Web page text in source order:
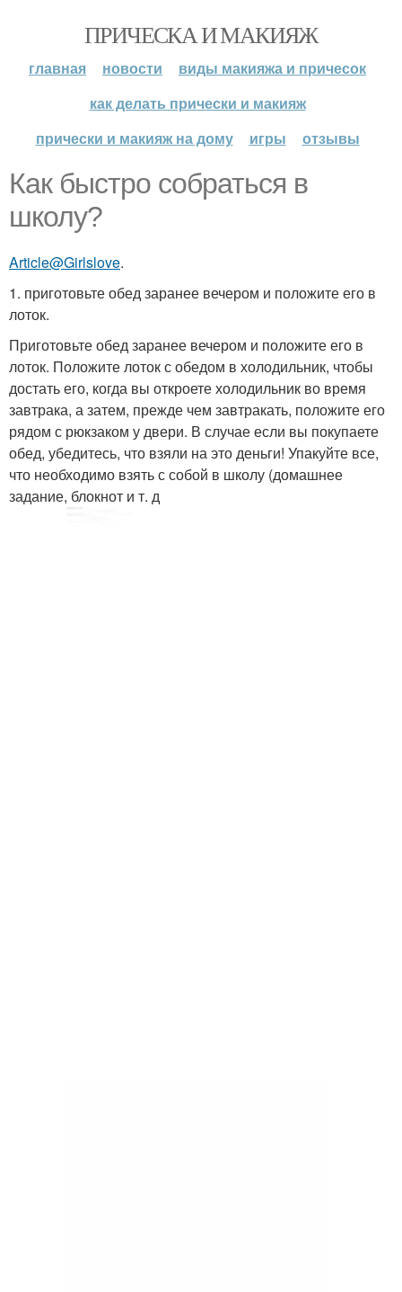
ПРИЧЕСКА И МАКИЯЖ
главная новости
виды макияжа и причесок
как делать прически и макияж
прически и макияж на дому
игры отзывы
Как быстро собраться в
школу?
Article@Girlslove.
1. приготовьте обед заранее вечером и положите его в
лоток.
Приготовьте обед заранее вечером и положите его в
лоток. Положите лоток с обедом в холодильник, чтобы
достать его, когда вы откроете холодильник во время
завтрака, а затем, прежде чем завтракать, положите его
рядом с рюкзаком у двери. В случае если вы покупаете
обед, убедитесь, что взяли на это деньги! Упакуйте все,
что необходимо взять с собой в школу (домашнее
задание, блокнот и т. д